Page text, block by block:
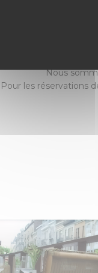
Nous tenons à vous
Vous trouverez
Nous
Pour les réservations